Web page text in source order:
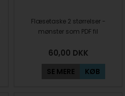
Flæsetaske 2 størrelser -
mønster som PDF fil
60,00 DKK
SE MERE KØB